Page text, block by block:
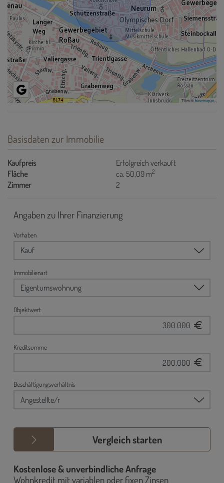
Tiles ©basemap.at
Basisdaten zur Immobilie
Kaufpreis
Erfolgreich verkauft
Fläche
ca. 50,09 m2
Zimmer 2